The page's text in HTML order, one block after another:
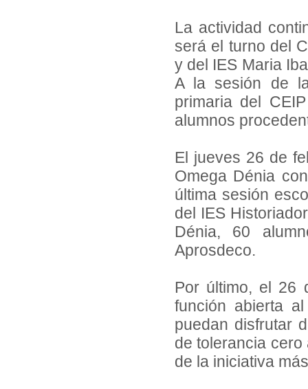
La actividad
será el turno del
y del IES Maria
A la sesión de
primaria del
alumnos
El jueves 26 de
Omega Dénia
última sesión
del IES
Dénia, 60
Aprosdeco.
Por último, el 26
función abierta
puedan disfrutar
de tolerancia
de la iniciativa